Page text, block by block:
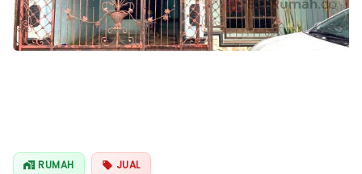
RUMAH JUAL